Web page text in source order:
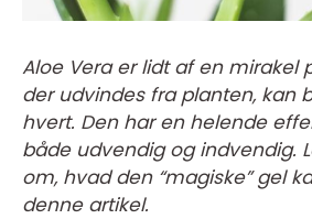
Aloe Vera er lidt af en mirakel
der udvindes fra planten, kan
hvert. Den har en helende
både udvendig og indvendig.
om, hvad den “magiske” gel
denne artikel.